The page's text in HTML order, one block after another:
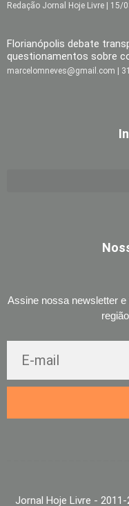
Redação Jornal Hoje Livre 15/
Florianópolis debate
questionamentos sobre
marcelomneves@gmail.com
Assine nossa newsletter
Jornal Hoje Livre -